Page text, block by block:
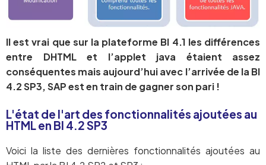
Il est vrai que sur la plateforme BI 4.1 les différences
entre DHTML et l’applet java étaient assez
conséquentes mais aujourd’hui avec l’arrivée de la BI
4.2 SP3, SAP est en train de gagner son pari !
L'état de l'art des fonctionnalités ajoutées au
HTML en BI 4.2 SP3
Voici la liste des dernières fonctionnalités ajoutées au